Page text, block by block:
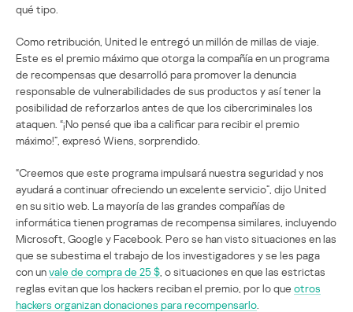
qué tipo.
Como retribución, United le entregó un millón de millas de viaje.
Este es el premio máximo que otorga la compañía en un programa
de recompensas que desarrolló para promover la denuncia
responsable de vulnerabilidades de sus productos y así tener la
posibilidad de reforzarlos antes de que los cibercriminales los
ataquen. “¡No pensé que iba a calificar para recibir el premio
máximo!”, expresó Wiens, sorprendido.
“Creemos que este programa impulsará nuestra seguridad y nos
ayudará a continuar ofreciendo un excelente servicio”, dijo United
en su sitio web. La mayoría de las grandes compañías de
informática tienen programas de recompensa similares, incluyendo
Microsoft, Google y Facebook. Pero se han visto situaciones en las
que se subestima el trabajo de los investigadores y se les paga
con unvale de compra de 25 $ , o situaciones en que las estrictas
reglas evitan que los hackers reciban el premio, por lo que otros
hackers organizan donaciones para recompensarlo